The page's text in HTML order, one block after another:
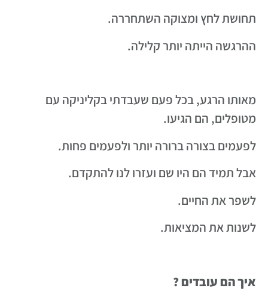
תחושת לחץ ומצוקה השתחררה.
ההרגשה הייתה יותר קלילה.
מאותו הרגע, בכל פעם שעבדתי בקליניקה עם
מטופלים, הם הגיעו.
לפעמים בצורה ברורה יותר ולפעמים פחות.
אבל תמיד הם היו שם ועזרו לנו להתקדם.
לשפר את החיים.
לשנות את המציאות.
איך הם עובדים ?